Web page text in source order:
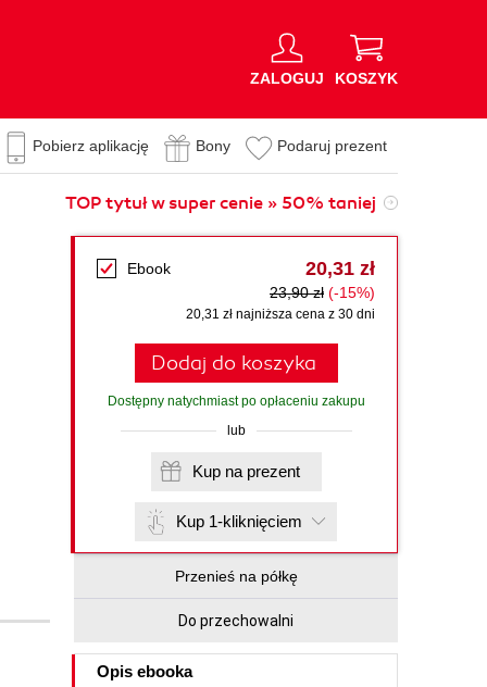
ZALOGUJ KOSZYK
Pobierz aplikację Bony Podaruj prezent
TOP tytuł w super cenie » 50% taniej
Ebook 20,31 zł
23,90 zł (-15%)
20,31 zł najniższa cena z 30 dni
Dodaj do koszyka
Dostępny natychmiast po opłaceniu zakupu
lub
Kup na prezent
Kup 1-kliknięciem
Przenieś na półkę
Do przechowalni
Opis ebooka